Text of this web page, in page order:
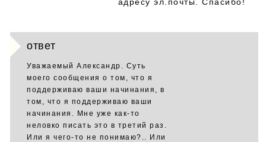
ответ
Уважаемый Александр. Суть
моего сообщения о том, что я
поддерживаю ваши начинания, в
том, что я поддерживаю ваши
начинания. Мне уже как-то
неловко писать это в третий раз.
Или я чего-то не понимаю?.. Или